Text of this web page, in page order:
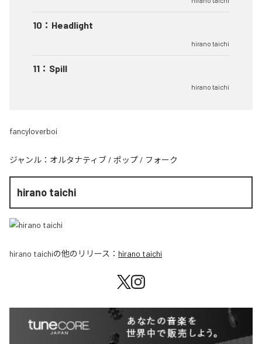
10 ： Headlight
hirano taichi
11 ： Spill
hirano taichi
fancyloverboi
ジャンル： オルタナティブ / ポップ / フォーク
hirano taichi
hirano taichiの他のリリース： hirano taichi